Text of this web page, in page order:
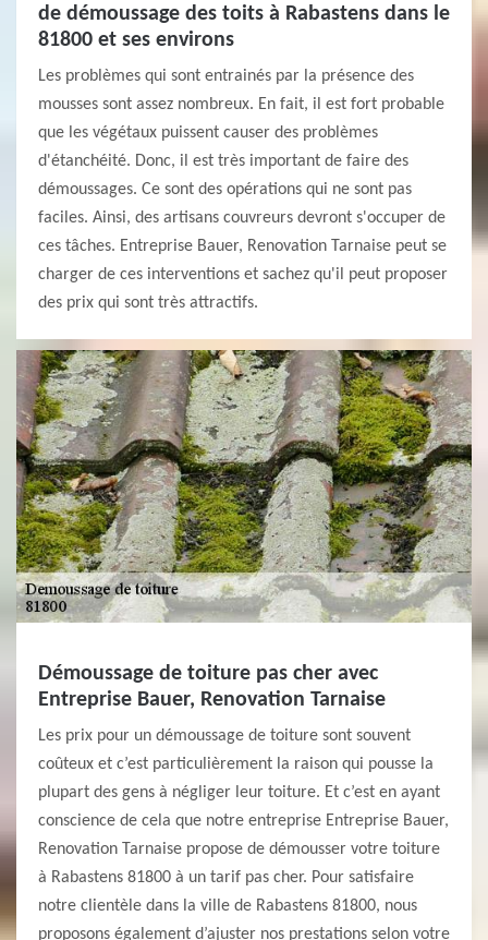
de démoussage des toits à Rabastens dans le
81800 et ses environs
Les problèmes qui sont entrainés par la présence des
mousses sont assez nombreux. En fait, il est fort probable
que les végétaux puissent causer des problèmes
d'étanchéité. Donc, il est très important de faire des
démoussages. Ce sont des opérations qui ne sont pas
faciles. Ainsi, des artisans couvreurs devront s'occuper de
ces tâches. Entreprise Bauer, Renovation Tarnaise peut se
charger de ces interventions et sachez qu'il peut proposer
des prix qui sont très attractifs.
Démoussage de toiture pas cher avec
Entreprise Bauer, Renovation Tarnaise
Les prix pour un démoussage de toiture sont souvent
coûteux et c’est particulièrement la raison qui pousse la
plupart des gens à négliger leur toiture. Et c’est en ayant
conscience de cela que notre entreprise Entreprise Bauer,
Renovation Tarnaise propose de démousser votre toiture
à Rabastens 81800 à un tarif pas cher. Pour satisfaire
notre clientèle dans la ville de Rabastens 81800, nous
proposons également d’ajuster nos prestations selon votre